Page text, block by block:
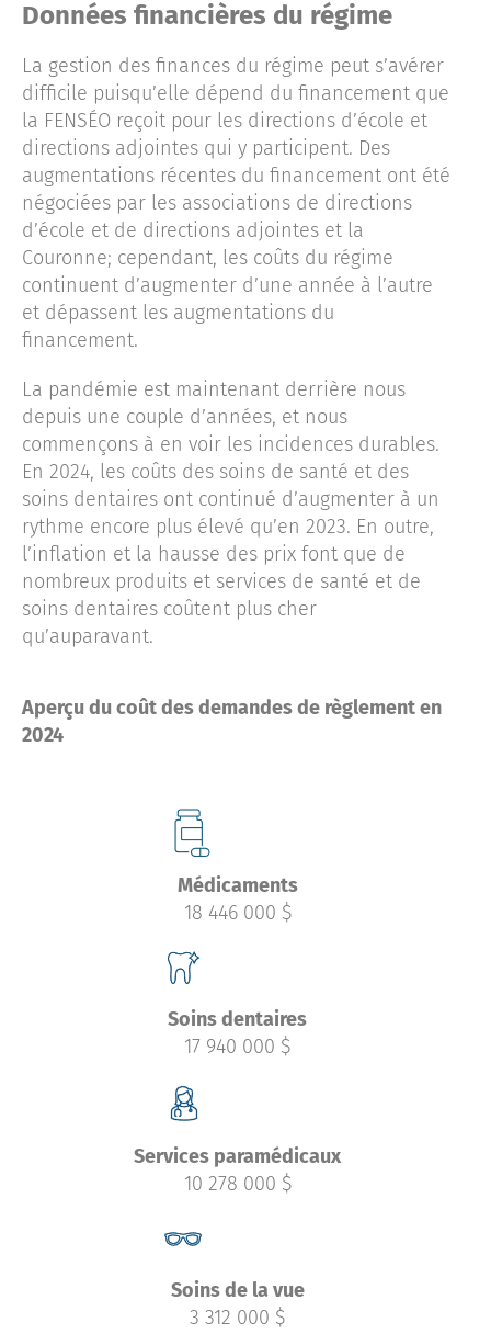
Données financières du régime
La gestion des finances du régime peut s’avérer
difficile puisqu’elle dépend du financement que
la FENSÉO reçoit pour les directions d’école et
directions adjointes qui y participent. Des
augmentations récentes du financement ont été
négociées par les associations de directions
d’école et de directions adjointes et la
Couronne; cependant, les coûts du régime
continuent d’augmenter d’une année à l’autre
et dépassent les augmentations du
financement.
La pandémie est maintenant derrière nous
depuis une couple d’années, et nous
commençons à en voir les incidences durables.
En 2024, les coûts des soins de santé et des
soins dentaires ont continué d’augmenter à un
rythme encore plus élevé qu’en 2023. En outre,
l’inflation et la hausse des prix font que de
nombreux produits et services de santé et de
soins dentaires coûtent plus cher
qu’auparavant.
Aperçu du coût des demandes de règlement en
2024
Médicaments
18 446 000 $
Soins dentaires
17 940 000 $
Services paramédicaux
10 278 000 $
Soins de la vue
3 312 000 $